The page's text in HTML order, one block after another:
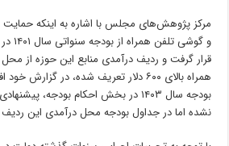
مرکز پژوهش‌های مجلس با اشاره به اینکه حمایت
و
قرار گرفت و ردیف درآمدی منابع این حوزه از
همراه بالای ۶۰۰ دلار تعریف شده، در
بودجه سال ۱۴۰۳ در بخش احکام بودجه،
نشده اما در جداول بودجه محل درآمدی این